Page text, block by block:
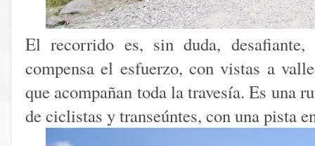
El recorrido es, sin duda,
compensa el esfuerzo, con vistas a
que acompañan toda la travesía. Es una
de ciclistas y transeúntes, con una pista